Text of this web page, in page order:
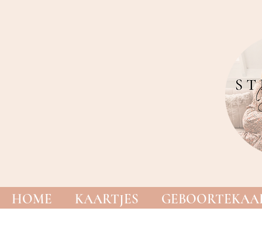
HOME KAARTJES